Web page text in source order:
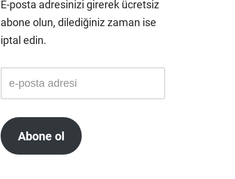
E-posta adresinizi girerek ücretsiz
abone olun, dilediğiniz zaman ise
iptal edin.
Abone ol